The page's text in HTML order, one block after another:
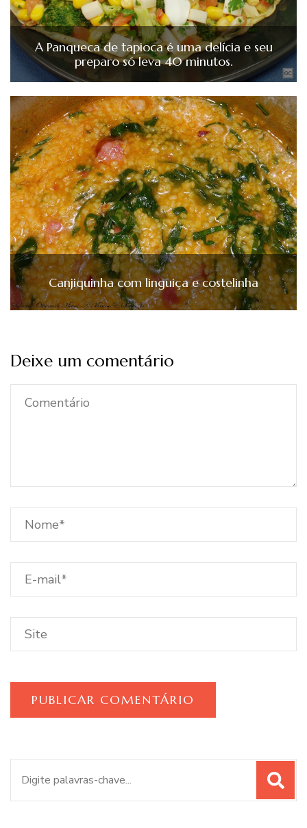
A Panqueca de tapioca é uma delícia e seu
preparo só leva 40 minutos.
Canjiquinha com linguiça e costelinha
Deixe um comentário